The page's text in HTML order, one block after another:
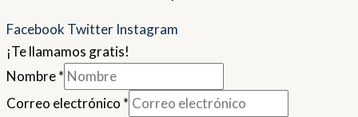
Facebook Twitter Instagram
¡Te llamamos gratis!
Nombre*
Correo electrónico *